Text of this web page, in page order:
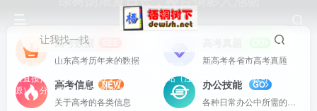
让我找一找
站内资源基本上都是一线教学实际使用的资源，配有WORD版本，可以下载
后直接打印使用。也欢迎更多老师加盟网站（注册登录成为用户就可以发布资
源），分享更好、更多的教学资源。
高考数据
山东高考历年来的数据
新高考各省市高考真题
高考信息
NEW
关于高考的各类信息
办公技能
GO